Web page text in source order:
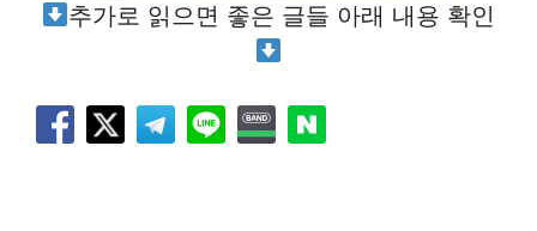
추가로 읽으면 좋은 글들 아래 내용 확인